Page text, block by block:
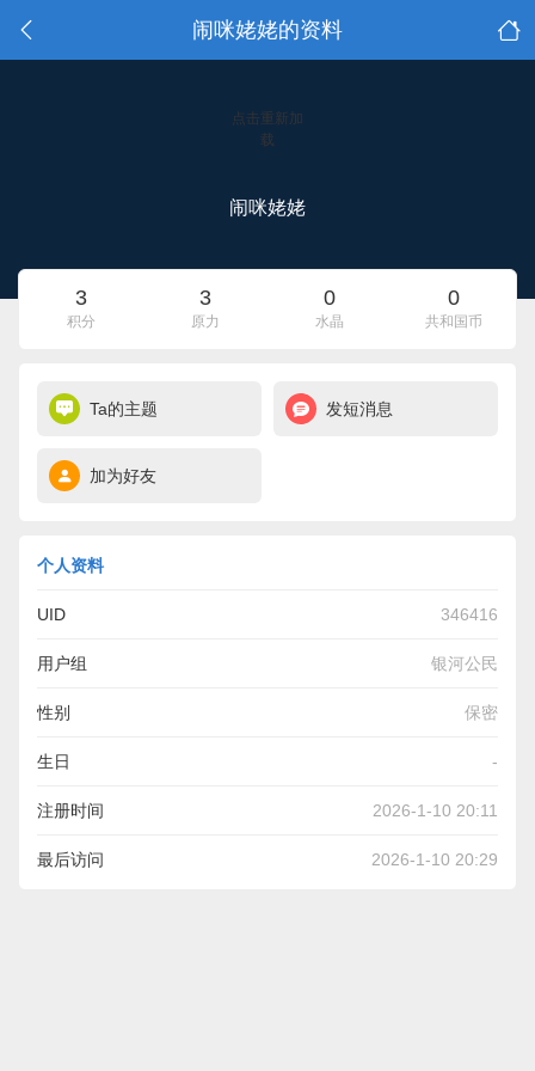
闹咪姥姥的资料
点击重新加
载
闹咪姥姥
3
积分
3
原力
0
水晶
0
共和国币
Ta的主题 发短消息
加为好友
个人资料
UID 346416
用户组 银河公民
性别 保密
生日 -
注册时间 2026-1-10 20:11
最后访问 2026-1-10 20:29